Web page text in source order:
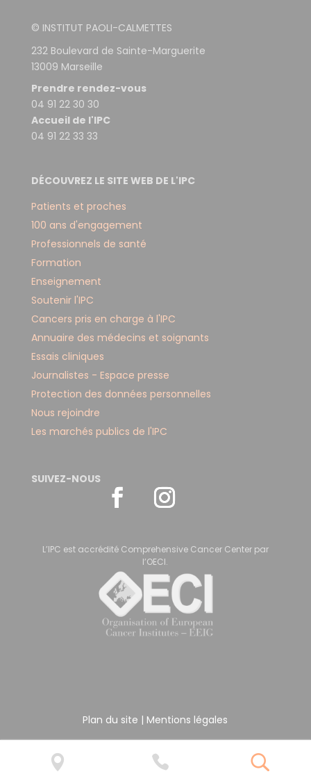
© INSTITUT PAOLI-CALMETTES
232 Boulevard de Sainte-Marguerite
13009 Marseille
Prendre rendez-vous
04 91 22 30 30
Accueil de l'IPC
04 91 22 33 33
DÉCOUVREZ LE SITE WEB DE L'IPC
Patients et proches
100 ans d'engagement
Professionnels de santé
Formation
Enseignement
Soutenir l'IPC
Cancers pris en charge à l'IPC
Annuaire des médecins et soignants
Essais cliniques
Journalistes - Espace presse
Protection des données personnelles
Nous rejoindre
Les marchés publics de l'IPC
SUIVEZ-NOUS
L’IPC est accrédité Comprehensive Cancer Center par
l’OECI.
Plan du site | Mentions légales